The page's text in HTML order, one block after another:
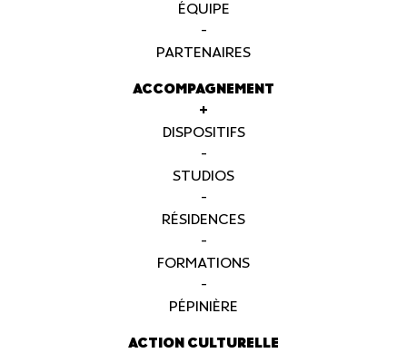
ÉQUIPE
-
PARTENAIRES
ACCOMPAGNEMENT
+
DISPOSITIFS
-
STUDIOS
-
RÉSIDENCES
-
FORMATIONS
-
PÉPINIÈRE
ACTION CULTURELLE